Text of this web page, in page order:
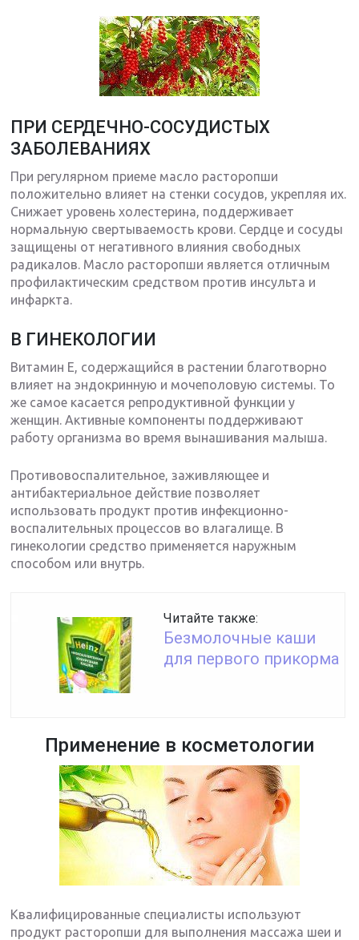
ПРИ СЕРДЕЧНО-СОСУДИСТЫХ
ЗАБОЛЕВАНИЯХ
При регулярном приеме масло расторопши
положительно влияет на стенки сосудов, укрепляя их.
Снижает уровень холестерина, поддерживает
нормальную свертываемость крови. Сердце и сосуды
защищены от негативного влияния свободных
радикалов. Масло расторопши является отличным
профилактическим средством против инсульта и
инфаркта.
В ГИНЕКОЛОГИИ
Витамин Е, содержащийся в растении благотворно
влияет на эндокринную и мочеполовую системы. То
же самое касается репродуктивной функции у
женщин. Активные компоненты поддерживают
работу организма во время вынашивания малыша.
Противовоспалительное, заживляющее и
антибактериальное действие позволяет
использовать продукт против инфекционно-
воспалительных процессов во влагалище. В
гинекологии средство применяется наружным
способом или внутрь.
Читайте также:
Безмолочные каши
для первого прикорма
Применение в косметологии
Квалифицированные специалисты используют
продукт расторопши для выполнения массажа шеи и